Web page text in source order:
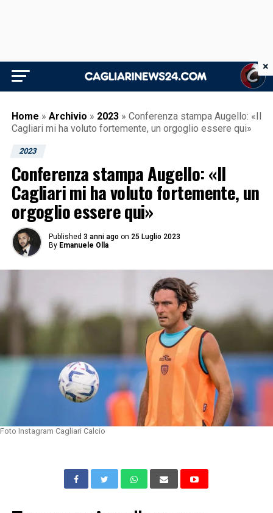
Home » Archivio » 2023 » Conferenza stampa Augello: «Il
Cagliari mi ha voluto fortemente, un orgoglio essere qui»
2023
Conferenza stampa Augello: «Il
Cagliari mi ha voluto fortemente, un
orgoglio essere qui»
Published 3 anni ago on 25 Luglio 2023
By Emanuele Olla
Foto Instagram Cagliari Calcio
×